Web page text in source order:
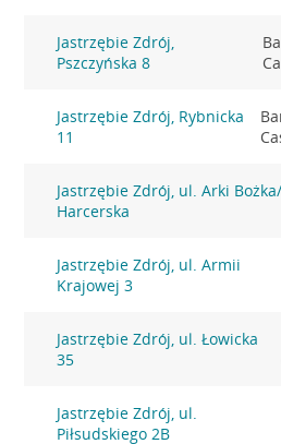
Jastrzębie Zdrój,
Pszczyńska 8
Jastrzębie Zdrój, Rybnicka
11
Jastrzębie Zdrój, ul. Arki Bożka/
Harcerska
Jastrzębie Zdrój, ul. Armii
Krajowej 3
Jastrzębie Zdrój, ul. Łowicka
35
Jastrzębie Zdrój, ul.
Piłsudskiego 2B